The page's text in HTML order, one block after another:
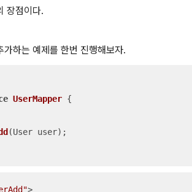
장점이다.
하는 예제를 한번 진행해보자.
UserMapper {
(User user) ;
>